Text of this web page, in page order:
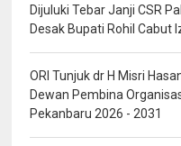
Dijuluki Tebar Janji CSR
Desak Bupati Rohil Cabut
ORI Tunjuk dr H Misri
Dewan Pembina
Pekanbaru 2026 - 2031